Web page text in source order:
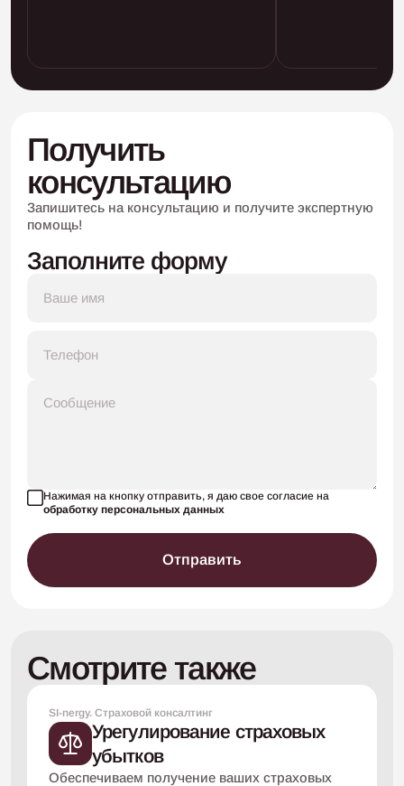
Получить
консультацию
Запишитесь на консультацию и получите экспертную
помощь!
Заполните форму
Нажимая на кнопку отправить, я даю свое согласие на
обработку персональных данных
Отправить
Смотрите также
SI-nergy. Страховой консалтинг
Урегулирование страховых
убытков
Обеспечиваем получение ваших страховых